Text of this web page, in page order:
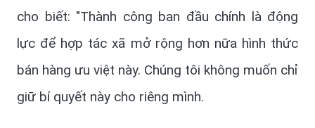
cho biết: "Thành công ban đầu chính là động
lực để hợp tác xã mở rộng hơn nữa hình thức
bán hàng ưu việt này. Chúng tôi không muốn chỉ
giữ bí quyết này cho riêng mình.